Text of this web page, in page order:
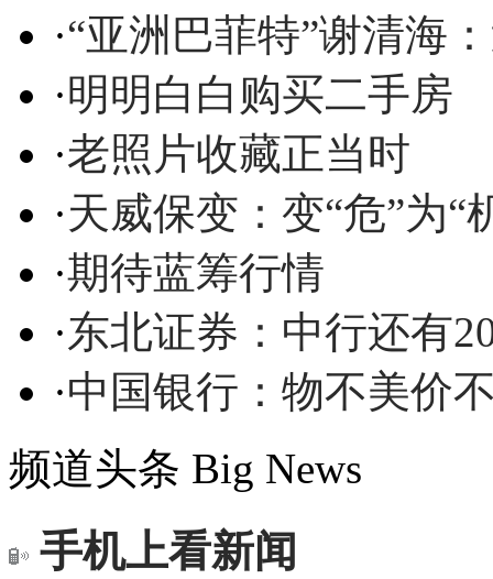
·“亚洲巴菲特”谢清海
·明明白白购买二手房
·老照片收藏正当时
·天威保变：变“危”为“
·期待蓝筹行情
·东北证券：中行还有
·中国银行：物不美价
频道头条 Big News
手机上看新闻